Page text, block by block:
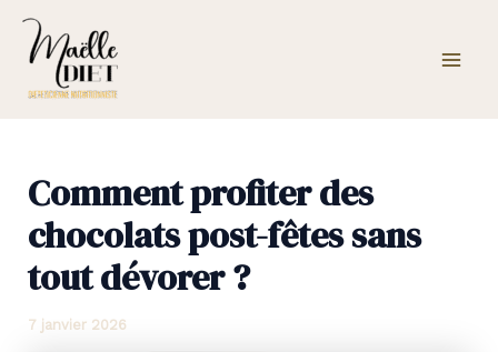
Aller
contenu
Comment profiter des
chocolats post-fêtes sans
tout dévorer ?
7 janvier 2026